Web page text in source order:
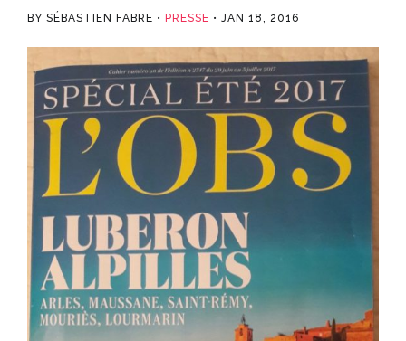
BY SÉBASTIEN FABRE PRESSE JAN 18, 2016